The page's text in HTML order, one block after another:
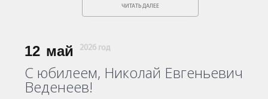
ЧИТАТЬ ДАЛЕЕ
12 май 2026 год
С юбилеем, Николай Евгеньевич
Веденеев!